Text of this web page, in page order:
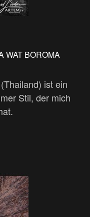
WAT BOROMA
ist ein
Stil, der mich